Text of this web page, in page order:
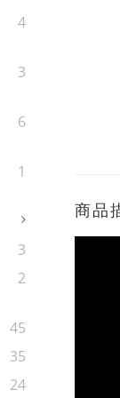
4
3
6
1
3
2
45
35
24
商品